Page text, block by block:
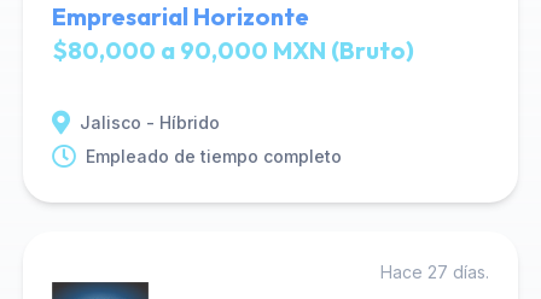
Empresarial Horizonte
$80,000 a 90,000 MXN (Bruto)
Jalisco - Híbrido
Empleado de tiempo completo
Hace 27 días.